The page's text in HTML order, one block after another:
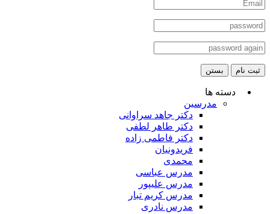
ثبت نام بستن
دسته ها
مدرسین
دکتر جاهد سراوانی
دکتر طاهر لطفی
دکتر فاطمی زاده
فریدونیان
محمدی
مدرس عباسی
مدرس علیپور
مدرس کریم تبار
مدرس نادری